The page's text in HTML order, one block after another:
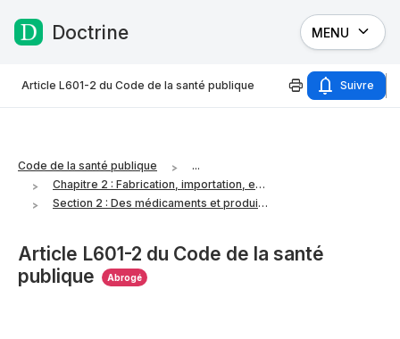
Passer au contenu
Doctrine MENU
Article L601-2 du Code de la santé publique Suivre
Code de la santé publique
...
Chapitre 2 : Fabrication, importation, exportation et distribution en gros des produits pharmaceutiques et exploitation des spécialités ou autres médicaments
Section 2 : Des médicaments et produits soumis à autorisation
Article L601-2 du Code de la santé
publique
Abrogé